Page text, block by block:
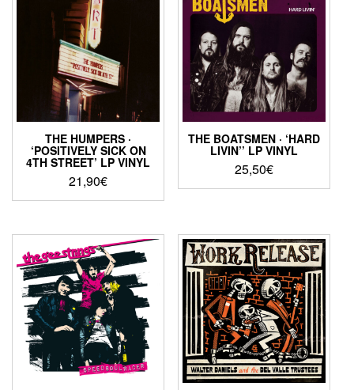
THE HUMPERS ·
‘POSITIVELY SICK ON
4TH STREET’ LP VINYL
21,90€
THE BOATSMEN · ‘HARD
LIVIN’’ LP VINYL
25,50€